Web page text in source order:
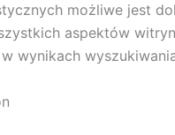
możliwe jest
aspektów
wynikach